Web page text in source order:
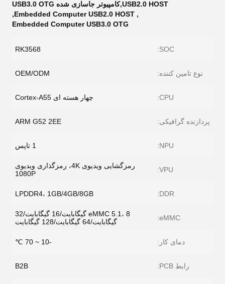
USB2.0 HOST,کامپیوتر جاسازی شده USB3.0 OTG
,
Embedded Computer USB2.0 HOST
,
Embedded Computer USB3.0 OTG
SOC:
RK3568
نوع تامین کننده: OEM/ODM
CPU: چهار هسته ای Cortex-A55
پردازنده گرافیکی: ARM G52 2EE
NPU: 1 تاپس
VPU:
رمزگشایی ویدیوی 4K، رمزگذاری ویدیوی
1080P
DDR: LPDDR4، 1GB/4GB/8GB
eMMC:
eMMC 5.1، 8 گیگابایت/16 گیگابایت/32
گیگابایت/64 گیگابایت/128 گیگابایت
دمای کار: -10 ~ 70 ℃
رابط PCB: B2B